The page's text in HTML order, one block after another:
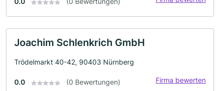
Joachim Schlenkrich GmbH
Trödelmarkt 40-42, 90403 Nürnberg
0.0 (0 Bewertungen) Firma bewerten